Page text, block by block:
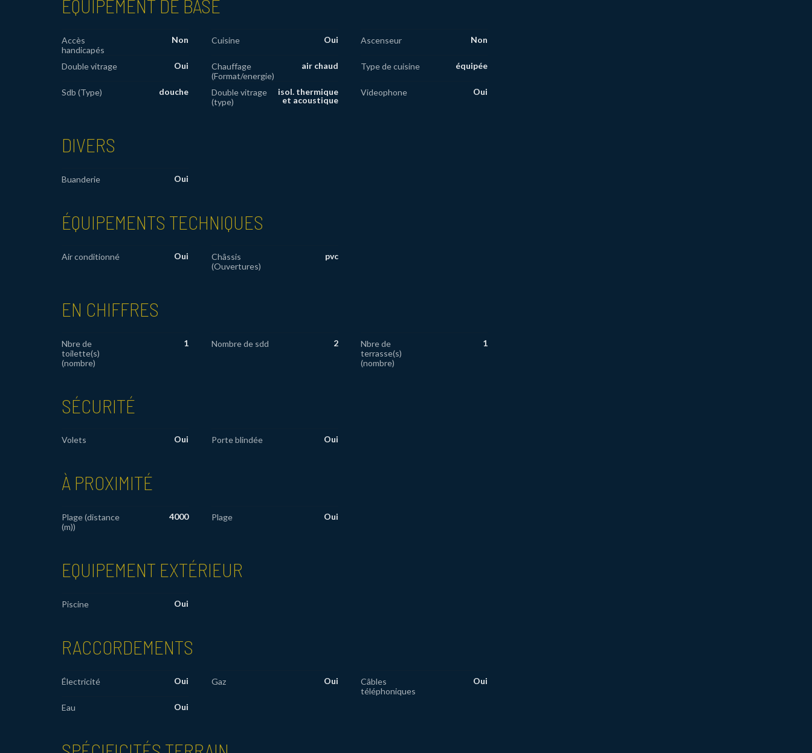
EQUIPEMENT DE BASE
Accès
handicapés
Non Cuisine Oui Ascenseur Non
Double vitrage Oui
Chauffage
(Format/energie)
air chaud Type de cuisine équipée
Sdb (Type) douche
Double vitrage
(type)
isol. thermique
et acoustique
Videophone Oui
DIVERS
Buanderie Oui
ÉQUIPEMENTS TECHNIQUES
Air conditionné Oui
Châssis
(Ouvertures)
pvc
EN CHIFFRES
Nbre de
toilette(s)
(nombre)
1 Nombre de sdd 2
Nbre de
terrasse(s)
(nombre)
1
SÉCURITÉ
Volets Oui Porte blindée Oui
À PROXIMITÉ
Plage (distance
(m))
4000 Plage Oui
EQUIPEMENT EXTÉRIEUR
Piscine Oui
RACCORDEMENTS
Électricité Oui Gaz Oui
Câbles
téléphoniques
Oui
Eau Oui